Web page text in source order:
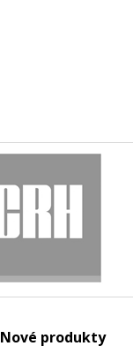
Nové produkty